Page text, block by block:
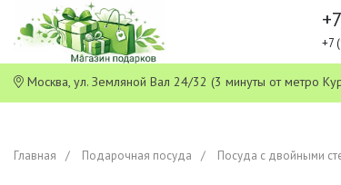
+7
Москва, ул. Земляной Вал 24/32 (3 минуты от метро
Главная Подарочная посуда Посуда с двойными